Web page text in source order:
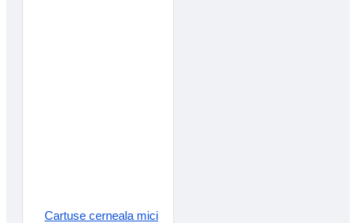
Cartuse cerneala mici